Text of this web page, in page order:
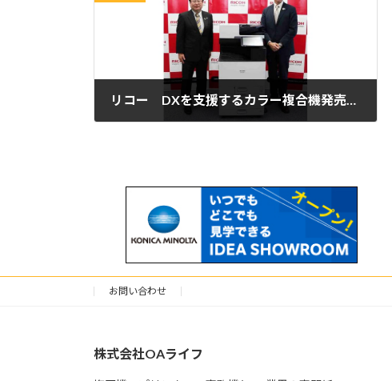
リコー DXを支援するカラー複合機発売 再生プラ約50%使用など環境性能強化
お問い合わせ
株式会社OAライフ